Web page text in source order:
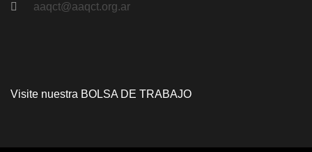
aaqct@aaqct.org.ar
Visite nuestra BOLSA DE TRABAJO